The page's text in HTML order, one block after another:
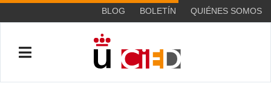
BLOG BOLETÍN QUIÉNES SOMOS